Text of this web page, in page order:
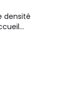
densité